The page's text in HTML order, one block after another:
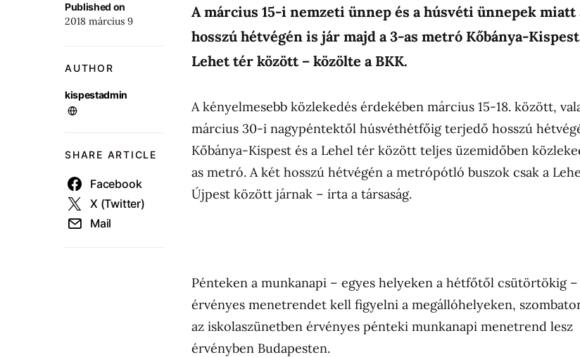
Published on
2018 március 9
AUTHOR
kispestadmin
SHARE ARTICLE
Facebook
X (Twitter)
Mail
A március 15-i nemzeti ünnep és a húsvéti ünnepek miatt
hosszú hétvégén is jár majd a 3-as metró Kőbánya-Kispest
Lehet tér között – közölte a BKK.
A kényelmesebb közlekedés érdekében március 15-18. között,
március 30-i nagypéntektől húsvéthétfőig terjedő hosszú
Kőbánya-Kispest és a Lehel tér között teljes üzemidőben
as metró. A két hosszú hétvégén a metrópótló buszok csak a
Újpest között járnak – írta a társaság.
Pénteken a munkanapi – egyes helyeken a hétfőtől csütörtökig –
érvényes menetrendet kell figyelni a megállóhelyeken,
az iskolaszünetben érvényes pénteki munkanapi menetrend lesz
érvényben Budapesten.